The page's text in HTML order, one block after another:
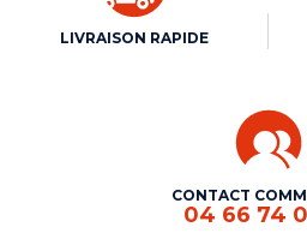
LIVRAISON RAPIDE
CONTACT
04 66 74